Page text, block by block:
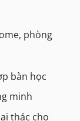
phòng
bàn học
minh
thác cho